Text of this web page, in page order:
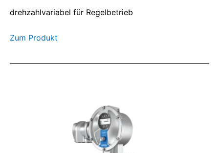
drehzahlvariabel für Regelbetrieb
Zum Produkt